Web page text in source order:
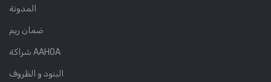
المدونة
ضمان ريم
شراكة AAHOA
البنود و الظروف